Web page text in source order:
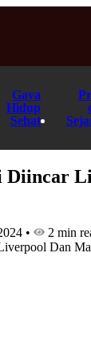
Gaya
Hidup
Sehat
• 2 min